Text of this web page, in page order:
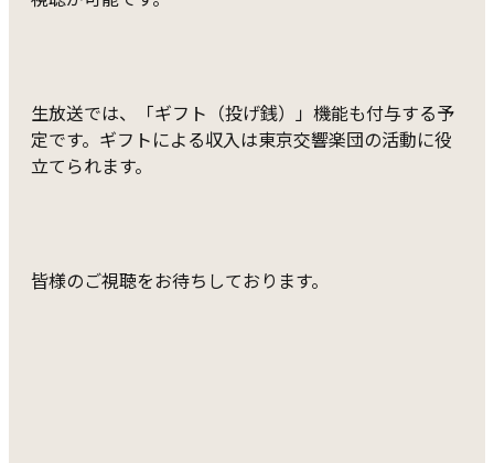
生放送では、「ギフト（投げ銭）」機能も付与する予
定です。ギフトによる収入は東京交響楽団の活動に役
立てられます。
皆様のご視聴をお待ちしております。